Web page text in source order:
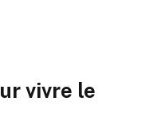
vivre le